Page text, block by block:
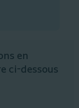
en
ci-dessous